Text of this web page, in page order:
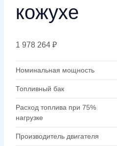
кожухе
1 978 264 ₽
Номинальная мощность
Топливный бак
Расход топлива при 75%
нагрузке
Производитель двигателя